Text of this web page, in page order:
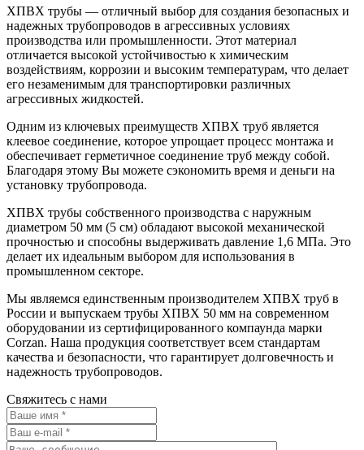
ХПВХ трубы — отличный выбор для создания безопасных и
надежных трубопроводов в агрессивных условиях
производства или промышленности. Этот материал
отличается высокой устойчивостью к химическим
воздействиям, коррозии и высоким температурам, что делает
его незаменимым для транспортировки различных
агрессивных жидкостей.
Одним из ключевых преимуществ ХПВХ труб является
клеевое соединение, которое упрощает процесс монтажа и
обеспечивает герметичное соединение труб между собой.
Благодаря этому Вы можете сэкономить время и деньги на
установку трубопровода.
ХПВХ трубы собственного производства с наружным
диаметром 50 мм (5 см) обладают высокой механической
прочностью и способны выдерживать давление 1,6 МПа. Это
делает их идеальным выбором для использования в
промышленном секторе.
Мы являемся единственным производителем ХПВХ труб в
России и выпускаем трубы ХПВХ 50 мм на современном
оборудовании из сертифицированного компаунда марки
Corzan. Наша продукция соответствует всем стандартам
качества и безопасности, что гарантирует долговечность и
надежность трубопроводов.
Свяжитесь с нами